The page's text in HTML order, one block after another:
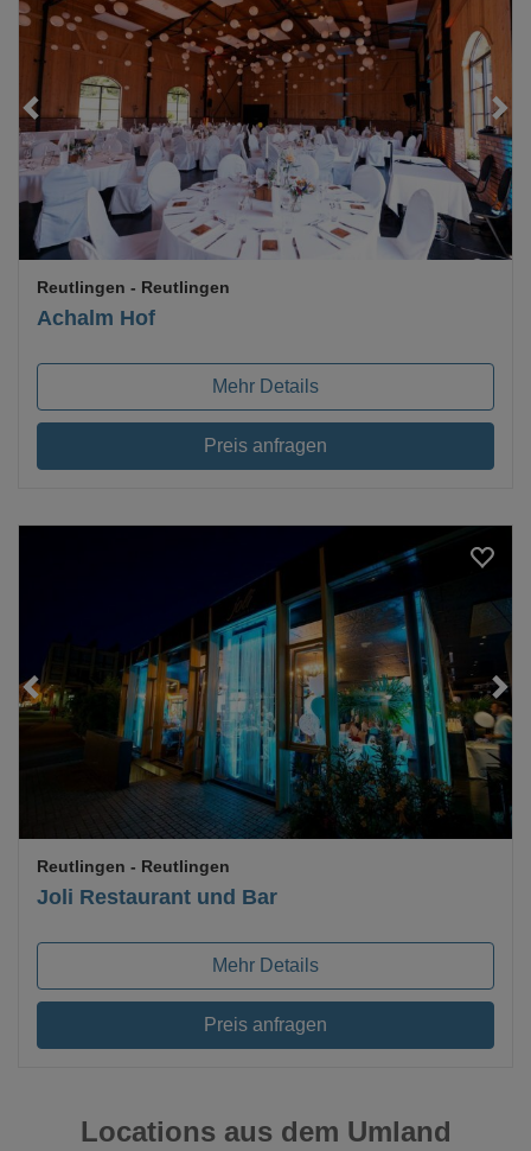
Loading...
Achalm Hof
Reutlingen - Reutlingen
Mehr Details
Preis anfragen
Loading...
Joli Restaurant und Bar
Reutlingen - Reutlingen
Mehr Details
Preis anfragen
Locations aus dem Umland